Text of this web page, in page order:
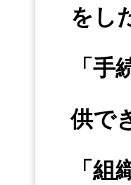
をし
「
供で
「